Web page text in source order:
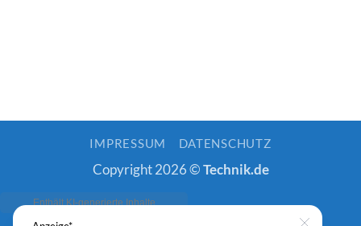
IMPRESSUM DATENSCHUTZ
Copyright 2026 ©Technik.de